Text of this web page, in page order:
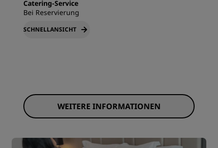
Catering-Service
Bei Reservierung
SCHNELLANSICHT
WEITERE INFORMATIONEN